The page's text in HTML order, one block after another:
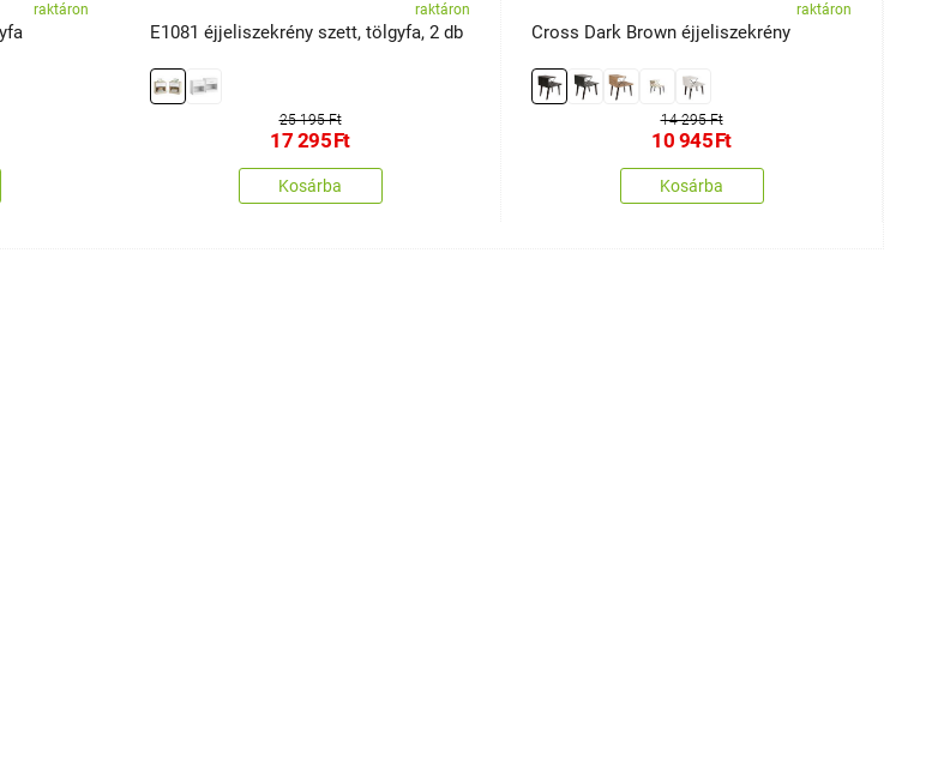
raktáron raktáron
E1081 éjjeliszekrény szett, tölgyfa, 2 db
25 195 Ft
17 295Ft
Kosárba
raktáron
Cross Dark Brown éjjeliszekrény
14 295 Ft
10 945Ft
Kosárba